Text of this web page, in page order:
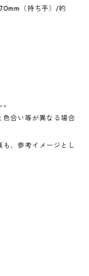
（持ち手）/約
色合い等が異なる場合
も、参考イメージとし